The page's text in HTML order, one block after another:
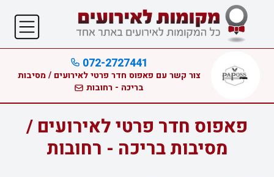
072-2727441
צור קשר עם פאפוס חדר פרטי לאירועים / מסיבות
בריכה - רחובות
פאפוס חדר פרטי לאירועים /
מסיבות בריכה - רחובות